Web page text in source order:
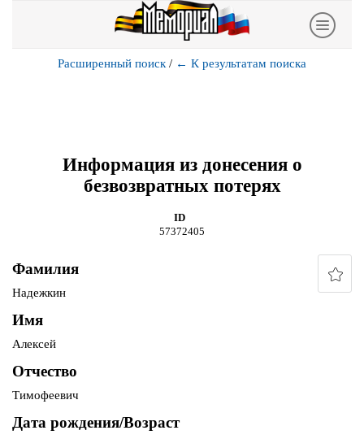
Расширенный поиск / ← К результатам поиска
Информация из донесения о
безвозвратных потерях
ID
57372405
Фамилия
Надежкин
Имя
Алексей
Отчество
Тимофеевич
Дата рождения/Возраст